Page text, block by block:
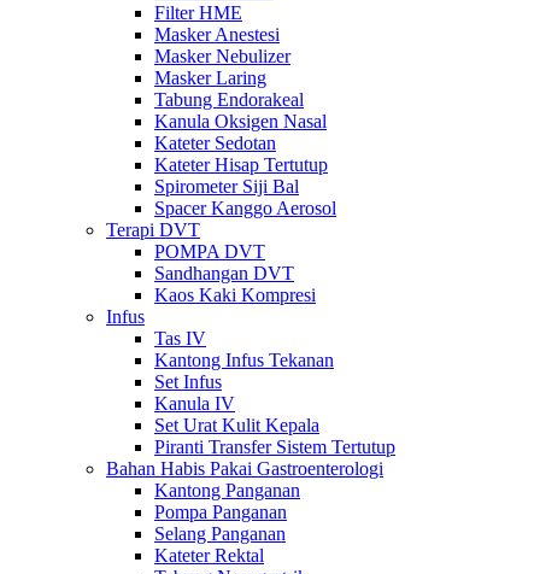
Filter HME
Masker Anestesi
Masker Nebulizer
Masker Laring
Tabung Endorakeal
Kanula Oksigen Nasal
Kateter Sedotan
Kateter Hisap Tertutup
Spirometer Siji Bal
Spacer Kanggo Aerosol
Terapi DVT
POMPA DVT
Sandhangan DVT
Kaos Kaki Kompresi
Infus
Tas IV
Kantong Infus Tekanan
Set Infus
Kanula IV
Set Urat Kulit Kepala
Piranti Transfer Sistem Tertutup
Bahan Habis Pakai Gastroenterologi
Kantong Panganan
Pompa Panganan
Selang Panganan
Kateter Rektal